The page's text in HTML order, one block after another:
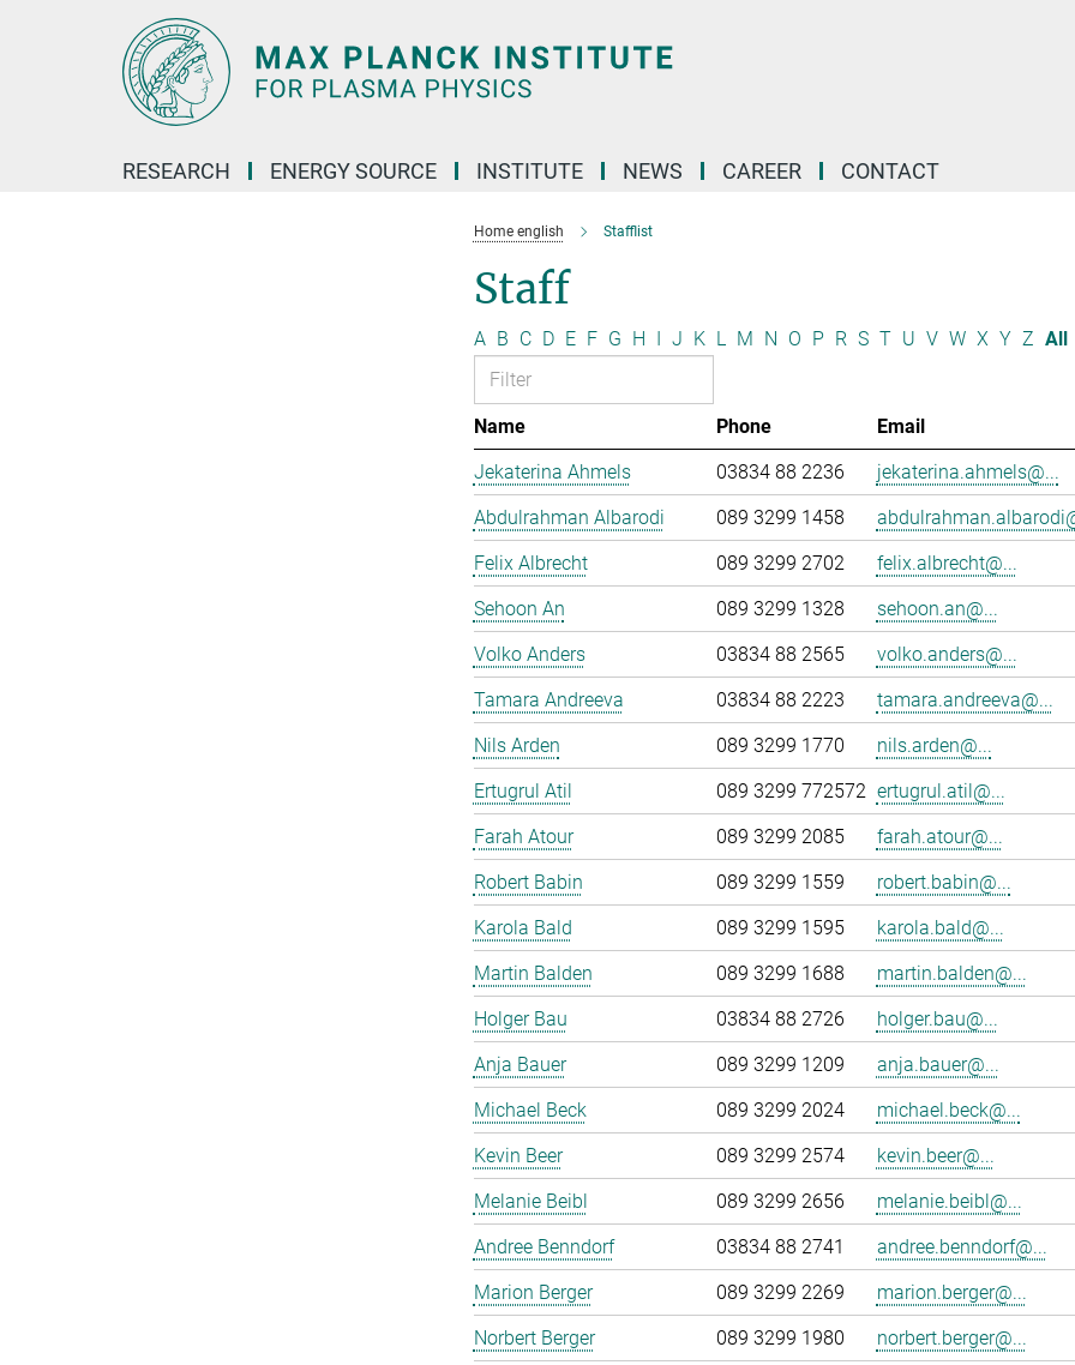
RESEARCH ENERGY SOURCE INSTITUTE NEWS CAREER CONTACT
Home english Stafflist
Staff
A B C D E F G H I J K L M N O P R S T U V W X Y Z All
Name Phone
Email
Jekaterina Ahmels
03834 88 2236
jekaterina.ahmels@...
Abdulrahman Albarodi
089 3299 1458
Felix Albrecht
089 3299 2702
felix.albrecht@...
Sehoon An
089 3299 1328
sehoon.an@...
Volko Anders
03834 88 2565
volko.anders@...
Tamara Andreeva
03834 88 2223
tamara.andreeva@...
Nils Arden
089 3299 1770
nils.arden@...
Ertugrul Atil
089 3299 772572 ertugrul.atil@...
Farah Atour
089 3299 2085
farah.atour@...
Robert Babin
089 3299 1559
robert.babin@...
Karola Bald
089 3299 1595
karola.bald@...
Martin Balden
089 3299 1688
martin.balden@...
Holger Bau
03834 88 2726
holger.bau@...
Anja Bauer
089 3299 1209
anja.bauer@...
Michael Beck
089 3299 2024
michael.beck@...
Kevin Beer
089 3299 2574
kevin.beer@...
Melanie Beibl
089 3299 2656
melanie.beibl@...
Andree Benndorf
03834 88 2741
andree.benndorf@...
Marion Berger
089 3299 2269
marion.berger@...
Norbert Berger
089 3299 1980
norbert.berger@...